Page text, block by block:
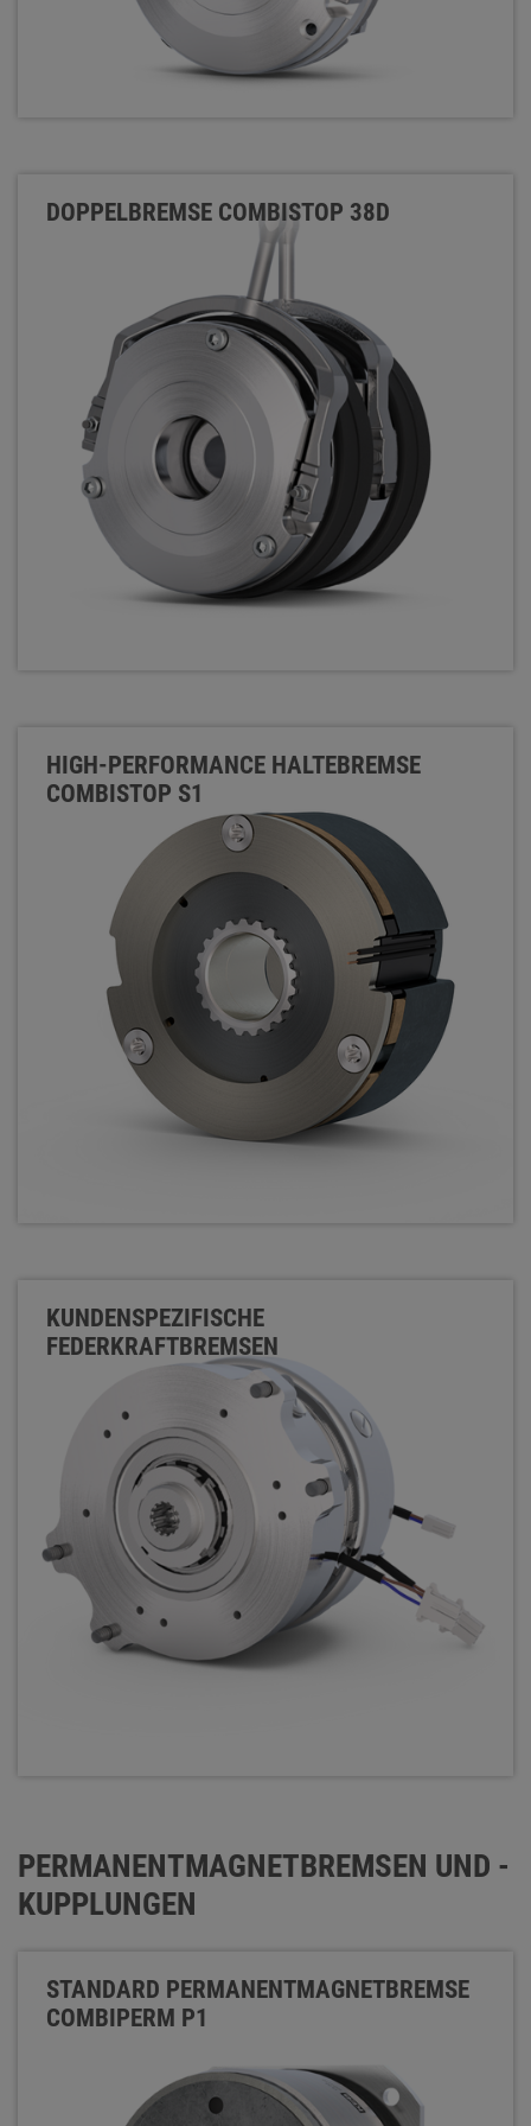
DOPPELBREMSE COMBISTOP 38D
HIGH-PERFORMANCE HALTEBREMSE
COMBISTOP S1
KUNDENSPEZIFISCHE
FEDERKRAFTBREMSEN
PERMANENTMAGNETBREMSEN UND -
KUPPLUNGEN
STANDARD PERMANENTMAGNETBREMSE
COMBIPERM P1